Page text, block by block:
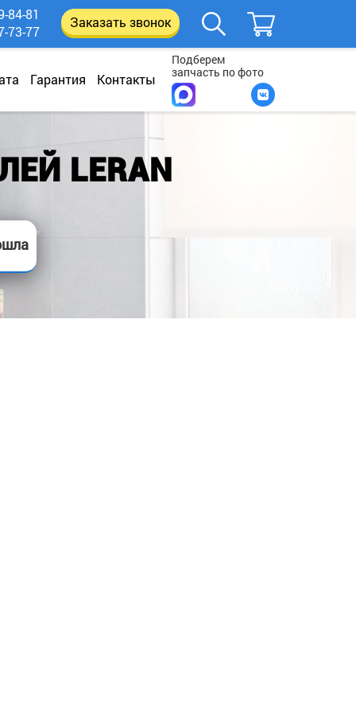
Гарантия Контакты
Подберем
запчасть по фото
84-81
73-77
Заказать звонок
LERAN